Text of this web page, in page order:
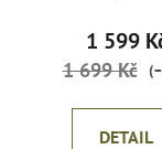
baterie zdarma
1 599
1 699 Kč
DETAIL